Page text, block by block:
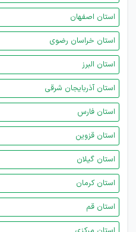
استان اصفهان
استان خراسان رضوی
استان البرز
استان آذربایجان شرقی
استان فارس
استان قزوین
استان گیلان
استان کرمان
استان قم